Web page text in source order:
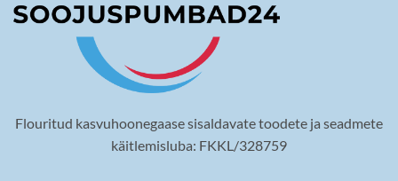
Flouritud kasvuhoonegaase sisaldavate toodete ja seadmete
käitlemisluba: FKKL/328759